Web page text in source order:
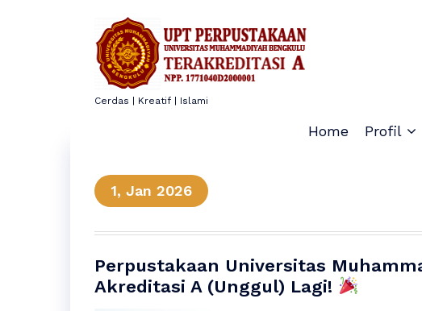
Cerdas | Kreatif | Islami
Home Profil
1, Jan 2026
Perpustakaan Universitas
Akreditasi A (Unggul) Lagi!